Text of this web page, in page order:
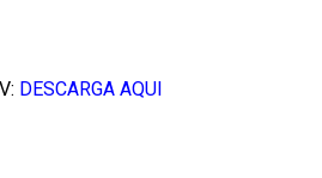
DESCARGA AQUI